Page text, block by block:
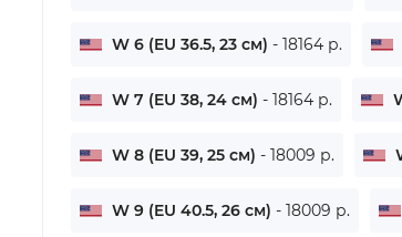
W 6 (EU 36.5, 23 см) - 18164 р.
W 7 (EU 38, 24 см) - 18164 р.
W 8 (EU 39, 25 см) - 18009 р.
W 9 (EU 40.5, 26 см) - 18009 р.